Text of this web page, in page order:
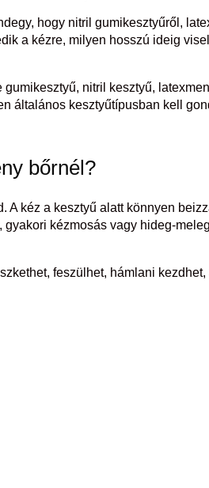
hogy nitril gumikesztyűről,
a kézre, milyen hosszú ideig
nitril kesztyű,
általános kesztyűtípusban kell
bőrnél?
kéz a kesztyű alatt könnyen
kézmosás vagy hideg-
feszülhet, hámlani